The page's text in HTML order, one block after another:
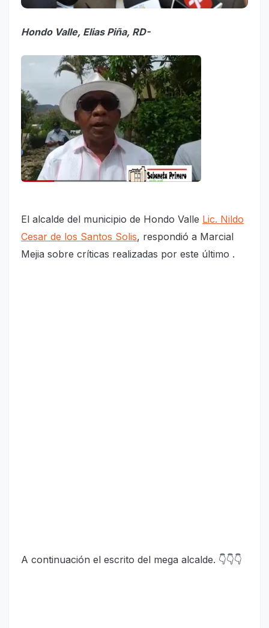
Hondo Valle, Elias Piña, RD-
El alcalde del municipio de Hondo Valle Lic. Nildo
Cesar de los Santos Solis, respondió a Marcial
Mejia sobre críticas realizadas por este último .
A continuación el escrito del mega alcalde. 👇👇👇